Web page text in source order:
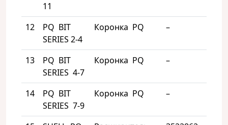
11
12
PQ BIT
SERIES 2-4
Коронка PQ –
13
PQ BIT
SERIES 4-7
Коронка PQ –
14
PQ BIT
SERIES 7-9
Коронка PQ –